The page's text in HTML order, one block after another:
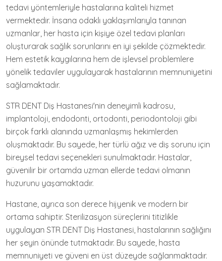
tedavi yöntemleriyle hastalarına kaliteli hizmet
vermektedir. İnsana odaklı yaklaşımlarıyla tanınan
uzmanlar, her hasta için kişiye özel tedavi planları
oluşturarak sağlık sorunlarını en iyi şekilde çözmektedir.
Hem estetik kaygılarına hem de işlevsel problemlere
yönelik tedaviler uygulayarak hastalarının memnuniyetini
sağlamaktadır.
STR DENT Diş Hastanesi'nin deneyimli kadrosu,
implantoloji, endodonti, ortodonti, periodontoloji gibi
birçok farklı alanında uzmanlaşmış hekimlerden
oluşmaktadır. Bu sayede, her türlü ağız ve diş sorunu için
bireysel tedavi seçenekleri sunulmaktadır. Hastalar,
güvenilir bir ortamda uzman ellerde tedavi olmanın
huzurunu yaşamaktadır.
Hastane, ayrıca son derece hijyenik ve modern bir
ortama sahiptir. Sterilizasyon süreçlerini titizlikle
uygulayan STR DENT Diş Hastanesi, hastalarının sağlığını
her şeyin önünde tutmaktadır. Bu sayede, hasta
memnuniyeti ve güveni en üst düzeyde sağlanmaktadır.